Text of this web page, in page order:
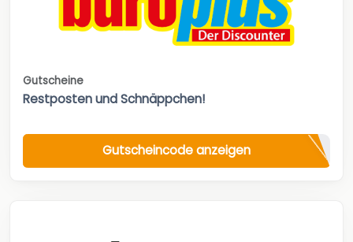
Gutscheine
Restposten und Schnäppchen!
Gutscheincode anzeigen